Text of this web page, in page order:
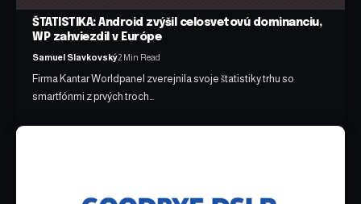
ŠTATISTIKA: Android zvýšil celosvetovú dominanciu,
WP zahviezdil v Európe
Samuel Slavkovský2 Min Read
Firma Kantar Worldpanel zverejnila svoje štatistiky trhu so
smartfónmi z prvých troch…